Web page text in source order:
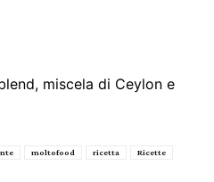
miscela di Ceylon e
moltofood ricetta Ricette